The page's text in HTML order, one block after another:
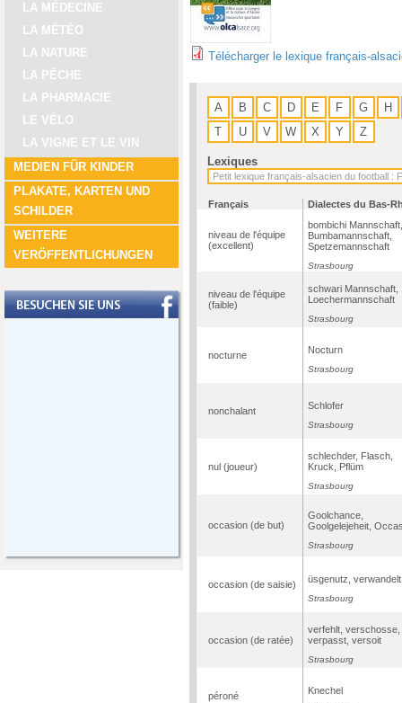
LA MÉDECINE
LA MÉTÉO
LA NATURE
LA PÊCHE
LA PHARMACIE
LE VÉLO
LA VIGNE ET LE VIN
MEDIEN FÜR KINDER
PLAKATE, KARTEN UND
SCHILDER
WEITERE
VERÖFFENTLICHUNGEN
Télécharger le lexique français-
A B C D E F G
H
T
U V W X Y Z
Lexiques
Français Dialectes du Bas-
niveau de l'équipe
(excellent)
bombichi Mannschaft,
Bumbamannschaft,
Spetzemannschaft
Strasbourg
niveau de l'équipe
(faible)
schwari Mannschaft,
Loechermannschaft
Strasbourg
nocturne Nocturn
Strasbourg
nonchalant Schlofer
Strasbourg
nul (joueur)
schlechder, Flasch,
Kruck, Pflüm
Strasbourg
occasion (de but)
Goolchance,
Goolgelejeheit,
Strasbourg
occasion (de saisie) üsgenutz, verwandelt
Strasbourg
occasion (de ratée)
verfehlt, verschosse,
verpasst, versoit
Strasbourg
péroné Knechel